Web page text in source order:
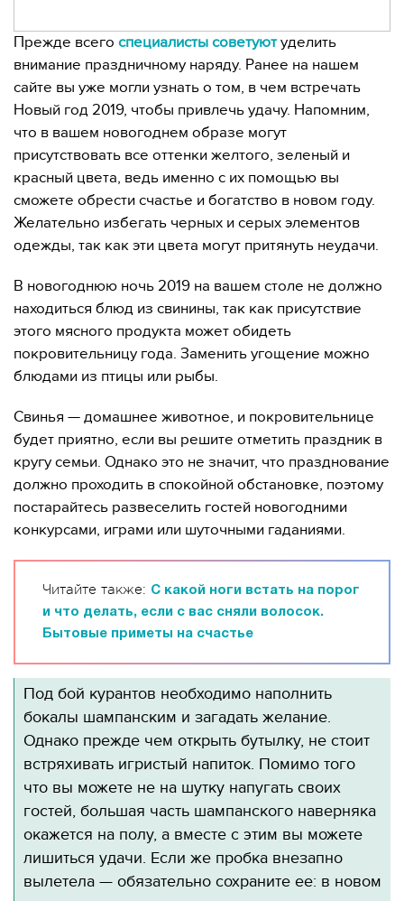
Прежде всего специалисты советуютуделить
внимание праздничному наряду. Ранее на нашем
сайте вы уже могли узнать о том, в чем встречать
Новый год 2019, чтобы привлечь удачу. Напомним,
что в вашем новогоднем образе могут
присутствовать все оттенки желтого, зеленый и
красный цвета, ведь именно с их помощью вы
сможете обрести счастье и богатство в новом году.
Желательно избегать черных и серых элементов
одежды, так как эти цвета могут притянуть неудачи.
В новогоднюю ночь 2019 на вашем столе не должно
находиться блюд из свинины, так как присутствие
этого мясного продукта может обидеть
покровительницу года. Заменить угощение можно
блюдами из птицы или рыбы.
Свинья — домашнее животное, и покровительнице
будет приятно, если вы решите отметить праздник в
кругу семьи. Однако это не значит, что празднование
должно проходить в спокойной обстановке, поэтому
постарайтесь развеселить гостей новогодними
конкурсами, играми или шуточными гаданиями.
Читайте также: С какой ноги встать на порог
и что делать, если с вас сняли волосок.
Бытовые приметы на счастье
Под бой курантов необходимо наполнить
бокалы шампанским и загадать желание.
Однако прежде чем открыть бутылку, не стоит
встряхивать игристый напиток. Помимо того
что вы можете не на шутку напугать своих
гостей, большая часть шампанского наверняка
окажется на полу, а вместе с этим вы можете
лишиться удачи. Если же пробка внезапно
вылетела — обязательно сохраните ее: в новом